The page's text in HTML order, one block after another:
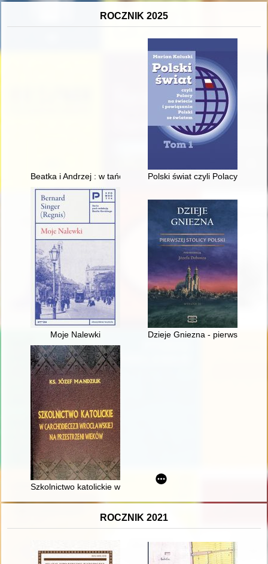
ROCZNIK 2025
Beatka i Andrzej : w tańcu razemPolski świat czyli Polacy na
Moje Nalewki Dzieje Gniezna - pierwszej
Szkolnictwo katolickie w (archi)diecezji wrocławskiej na
ROCZNIK 2021